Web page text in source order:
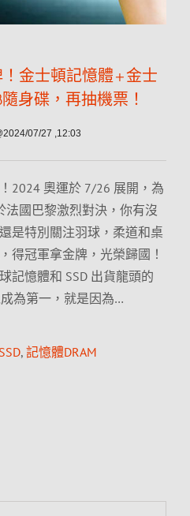
金士頓記憶體+金士
身碟，再抽機票！
07/27 ,12:03
2024 奧運於 7/26 展開，為
法國巴黎激烈對決，你有沒
是特別關注羽球，柔道和桌
得冠軍拿金牌，光榮歸國！
記憶體和 SSD 出貨龍頭的
為第一，就是因為…
, 記憶體DRAM